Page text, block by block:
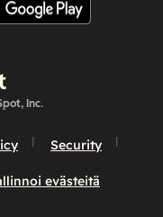
Inc.
Security
evästeitä